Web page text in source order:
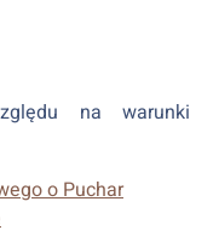
na warunki
o Puchar